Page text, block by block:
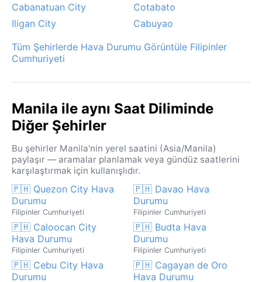
Cabanatuan City
Cotabato
Iligan City
Cabuyao
Tüm Şehirlerde Hava Durumu Görüntüle Filipinler
Cumhuriyeti
Manila ile aynı Saat Diliminde
Diğer Şehirler
Bu şehirler Manila'nin yerel saatini (Asia/Manila)
paylaşır — aramalar planlamak veya gündüz saatlerini
karşılaştırmak için kullanışlıdır.
🇵🇭 Quezon City Hava
Durumu
Filipinler Cumhuriyeti
🇵🇭 Davao Hava
Durumu
Filipinler Cumhuriyeti
🇵🇭 Caloocan City
Hava Durumu
Filipinler Cumhuriyeti
🇵🇭 Budta Hava
Durumu
Filipinler Cumhuriyeti
🇵🇭 Cebu City Hava
Durumu
🇵🇭 Cagayan de Oro
Hava Durumu